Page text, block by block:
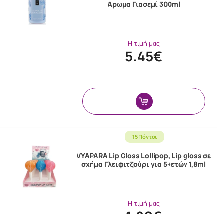
Άρωμα Γιασεμί 300ml
Η τιμή μας
5.45€
15 Πόντοι
VYAPARA Lip Gloss Lollipop, Lip gloss σε
σχήμα Γλειφιτζούρι για 5+ετών 1,8ml
Η τιμή μας